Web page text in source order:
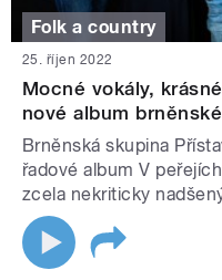
Folk a country
25. říjen 2022
Mocné vokály,
nové album
Brněnská skupina
řadové album V
zcela nekriticky